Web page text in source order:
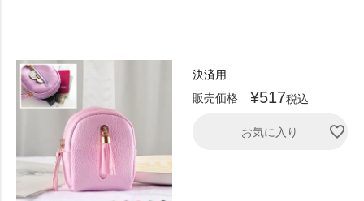
決済用
販売価格
¥517税込
お気に入り